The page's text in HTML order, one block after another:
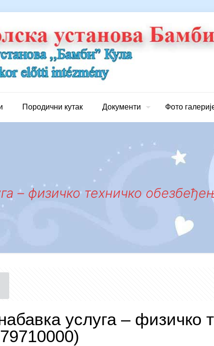
Породични кутак Документи Фото
– физичко техничко
услуга – физичко